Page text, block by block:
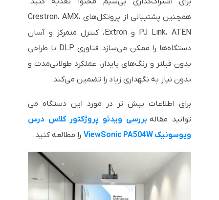
همچنین پشتیبانی از پروتکل‌های Crestron، AMX،
PJ Link، ATEN و Extron، کنترل متمرکز و آسان
دستگاه‌ها را ممکن می‌سازد. فناوری DLP با طراحی
بدون فیلتر و رنگ‌های پایدار، عملکرد طولانی‌مدت و
بدون نیاز به نگهداری زیاد را تضمین می‌کند.
برای اطلاعات بیش تر در مورد این دستگاه می
توانید مقاله بررسی ویدئو پروژکتور کلاس درس
ویوسونیک ViewSonic PA504W
را مطالعه کنید.